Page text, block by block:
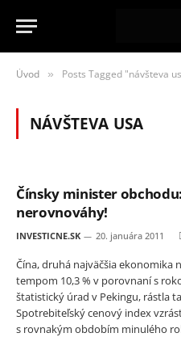
Úvod » Posts Tagged "návšteva
NÁVŠTEVA USA
Čínsky minister
nerovnováhy!
INVESTICNE.SK 20. januára 2011
Čína, druhá najväčšia ekonomika
tempom 10,3 % v porovnaní s
štatistický úrad v Pekingu, rástla
Spotrebiteľský cenový index
s rovnakým obdobím minulého